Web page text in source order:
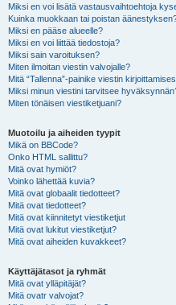
Miksi en voi lisätä vastausvaihtoehtoja
Kuinka muokkaan tai poistan
Miksi en pääse alueelle?
Miksi en voi liittää tiedostoja?
Miksi sain varoituksen?
Miten ilmoitan viestin valvojalle?
Mitä “Tallenna”-painike viestin
Miksi minun viestini tarvitsee
Miten tönäisen viestiketjuani?
Muotoilu ja aiheiden tyypit
Mikä on BBCode?
Onko HTML sallittu?
Mitä ovat hymiöt?
Voinko lähettää kuvia?
Mitä ovat globaalit tiedotteet?
Mitä ovat tiedotteet?
Mitä ovat kiinnitetyt viestiketjut
Mitä ovat lukitut viestiketjut?
Mitä ovat aiheiden kuvakkeet?
Käyttäjätasot ja ryhmät
Mitä ovat ylläpitäjät?
Mitä ovatr valvojat?